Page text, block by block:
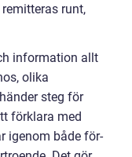
runt,
information allt
olika
steg för
förklara med
igenom både för-